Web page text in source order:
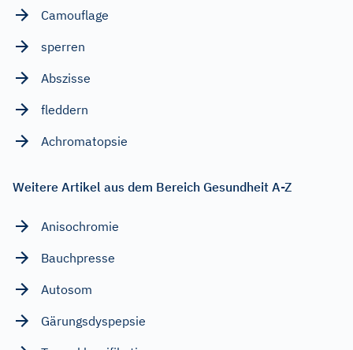
Camouflage
sperren
Abszisse
fleddern
Achromatopsie
Weitere Artikel aus dem Bereich Gesundheit A-Z
Anisochromie
Bauchpresse
Autosom
Gärungsdyspepsie